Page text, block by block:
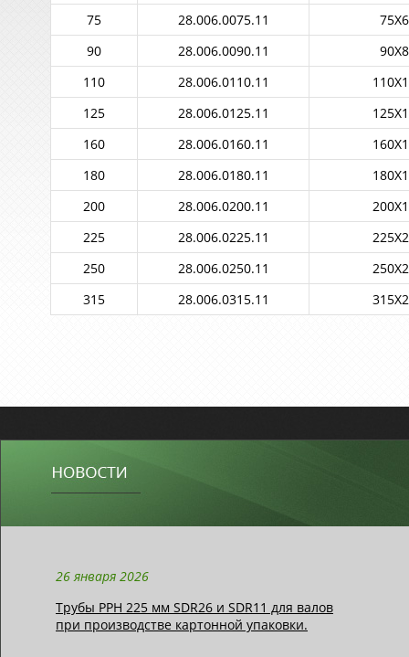
75
28.006.0075.11
90
28.006.0090.11
110
28.006.0110.11
125
28.006.0125.11
160
28.006.0160.11
180
28.006.0180.11
200
28.006.0200.11
225
28.006.0225.11
250
28.006.0250.11
315
28.006.0315.11
26 января 2026
Трубы РРН 225 мм SDR26 и SDR11 для валов
при производстве картонной упаковки.